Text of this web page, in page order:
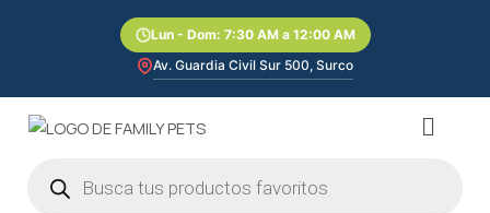
Lun - Dom: 7:30 AM a 12:00 AM
Av. Guardia Civil Sur 500, Surco
Menú
productos